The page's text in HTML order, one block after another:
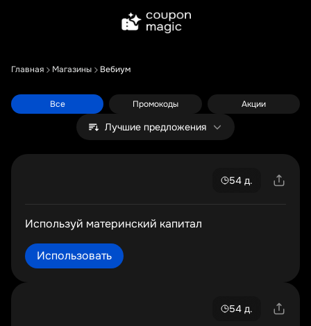
Главная Магазины Вебиум
Все Промокоды Акции
Лучшие предложения
54 д.
Используй материнский капитал
Использовать
54 д.